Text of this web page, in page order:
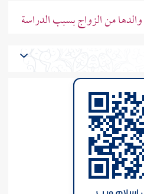
من الزواج بسبب الدراسة